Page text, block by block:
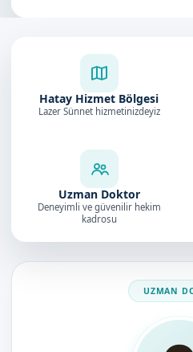
Hatay Hizmet Bölgesi
Lazer Sünnet hizmetinizdeyiz
Uzman Doktor
Deneyimli ve güvenilir hekim
kadrosu
Doktorumuz